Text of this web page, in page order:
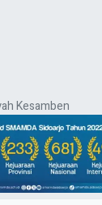
Kesamben